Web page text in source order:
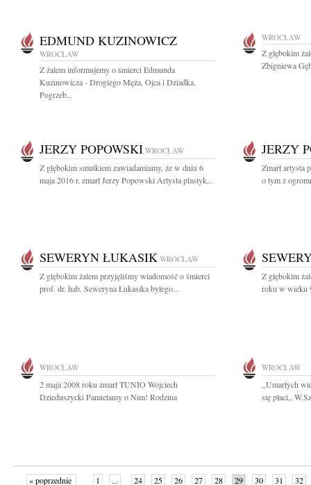
EDMUND KUZINOWICZ
WROCŁAW
Z żalem informujemy o śmierci Edmunda
Kuzinowicza - Drogiego Męża, Ojca i Dziadka.
Pogrzeb...
WROCŁAW
Z głębokim
Zbigniewa
JERZY POPOWSKI WROCŁAW
Z głębokim smutkiem zawiadamiamy, że w dniu 6
maja 2016 r. zmarł Jerzy Popowski Artysta plastyk...
JERZY
Zmarł artysta
o tym z
SEWERYN ŁUKASIK WROCŁAW
Z głębokim żalem przyjęliśmy wiadomość o śmierci
prof. dr. hab. Seweryna Łukasika byłego...
Z głębokim
roku w wieku
WROCŁAW
2 maja 2008 roku zmarł TUNIO Wojciech
Dzieduszycki Pamietamy o Nim! Rodzina
WROCŁAW
,,Umarłych
się płaci,,
« poprzednie 1 ... 24 25 26 27 28 29 30 31 32